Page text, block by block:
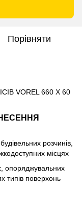
Порівняти
VOREL 660 X 60
розчинів,
місцях
опоряджувальних
типів поверхонь